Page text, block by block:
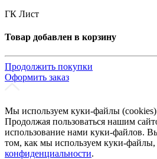
ГК Лист
Товар добавлен в корзину
Продолжить покупки
Оформить заказ
Мы используем куки-файлы (cookies)
Продолжая пользоваться нашим
использование нами куки-файлов.
том, как мы используем куки-
конфиденциальности.